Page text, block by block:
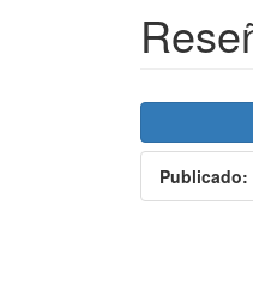
Barra
lateral
del
Publicado: